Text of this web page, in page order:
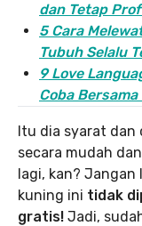
dan Tetap
5 Cara
Tubuh Selalu
9 Love
Coba
Itu dia syarat dan
secara mudah
lagi, kan? Jangan
kuning ini tidak
gratis! Jadi,